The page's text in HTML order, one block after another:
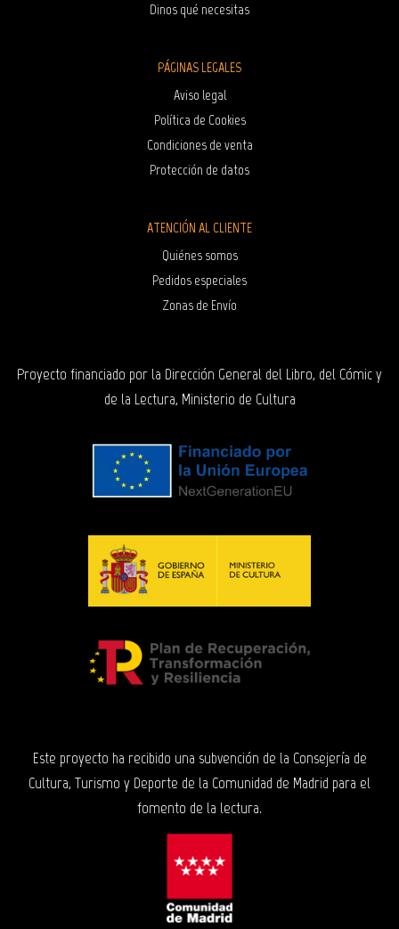
Dinos qué necesitas
PÁGINAS LEGALES
Aviso legal
Política de Cookies
Condiciones de venta
Protección de datos
ATENCIÓN AL CLIENTE
Quiénes somos
Pedidos especiales
Zonas de Envío
Proyecto financiado por la Dirección General del Libro, del Cómic y
de la Lectura, Ministerio de Cultura
Este proyecto ha recibido una subvención de la Consejería de
Cultura, Turismo y Deporte de la Comunidad de Madrid para el
fomento de la lectura.